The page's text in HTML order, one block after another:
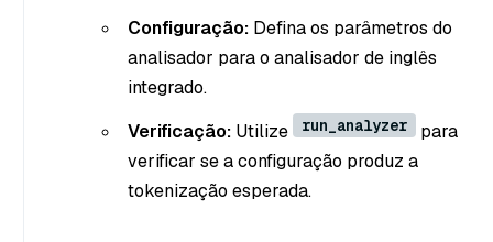
Configuração: Defina os parâmetros do
analisador para o analisador de inglês
integrado.
Verificação: Utilize run_analyzer
para
verificar se a configuração produz a
tokenização esperada.